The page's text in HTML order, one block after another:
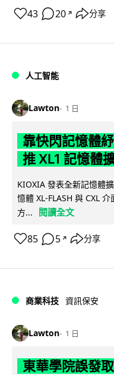
43 20 ↗ 分享
人工智能
Lawton 1 日
靠快閃記憶體
推 XL1 記憶體
KIOXIA 發表全新記憶體
憶體 XL-FLASH 與 CXL
方...
閱讀全文
85 5 ↗ 分享
商業科技 資訊保安
Lawton 1 日
東華學院誤發